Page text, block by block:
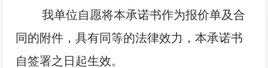
我单位自愿将本承诺书作为报价单及合
同的附件，具有同等的法律效力，本承诺书
自签署之日起生效。